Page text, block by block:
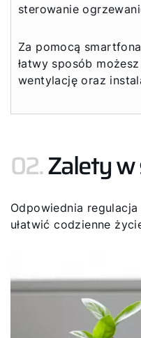
sterowanie
Za pomocą
łatwy sposób
wentylację oraz
02.Zalety w
Odpowiednia
ułatwić codzienne